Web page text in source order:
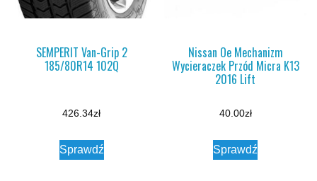
SEMPERIT Van-Grip 2
185/80R14 102Q
426.34zł
Sprawdź
Nissan Oe Mechanizm
Wycieraczek Przód Micra K13
2016 Lift
40.00zł
Sprawdź